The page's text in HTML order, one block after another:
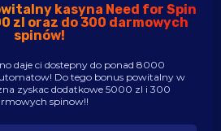
kasyna Need for Spin
zl oraz do 300 darmowych
spinów!
daje ci dostepny do ponad 8000
Do tego bonus powitalny w
zyskac dodatkowe 5000 zl i 300
spinow!!